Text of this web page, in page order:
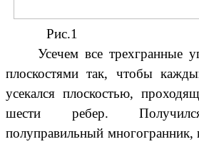
Рис.1
Усечем все трехгранные
плоскостями так, чтобы
усекался плоскостью,
шести ребер.
полуправильный многогранник,